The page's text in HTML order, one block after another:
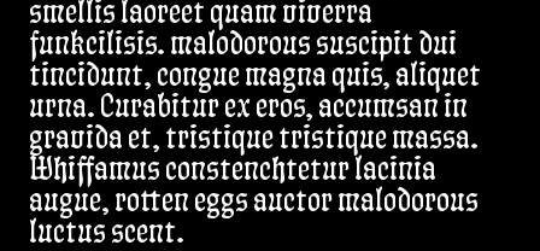
smellis laoreet quam viverra
funkcilisis. malodorous suscipit dui
tincidunt, congue magna quis, aliquet
urna. Curabitur ex eros, accumsan in
gravida et, tristique tristique massa.
Whiffamus constenchtetur lacinia
augue, rotten eggs auctor malodorous
luctus scent.